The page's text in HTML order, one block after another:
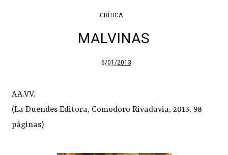
CRÍTICA
MALVINAS
6/01/2013
AA.VV.
(La Duendes Editora, Comodoro Rivadavia, 2013, 98
páginas)